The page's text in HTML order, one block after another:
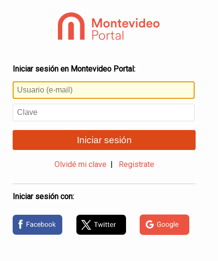
Iniciar sesión en Montevideo Portal:
Iniciar sesión
Olvidé mi clave Registrate
Iniciar sesión con: